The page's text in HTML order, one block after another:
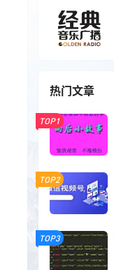
热门文章
TOP1
TOP2
TOP3